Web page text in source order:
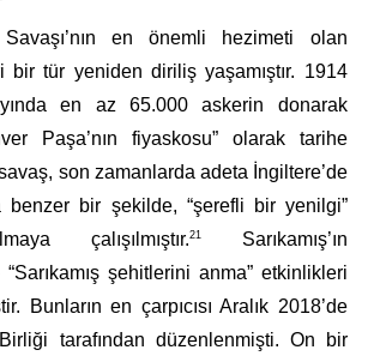
en önemli hezimeti olan
bir tür yeniden diriliş yaşamıştır. 1914
en az 65.000 askerin donarak
Paşa’nın fiyaskosu” olarak tarihe
son zamanlarda adeta İngiltere’de
benzer bir şekilde, “şerefli bir yenilgi”
çalışılmıştır.21Sarıkamış’ın
“Sarıkamış şehitlerini anma” etkinlikleri
Bunların en çarpıcısı Aralık 2018’de
tarafından düzenlenmişti. On bir